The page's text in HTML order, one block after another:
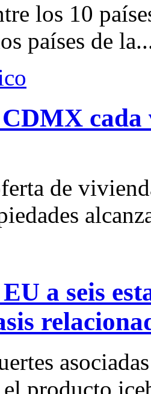
los 10
países de
cada
de
a seis